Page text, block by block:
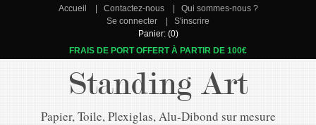
Accueil Contactez-nous
Qui sommes-nous ?
Se connecter
S'inscrire
Panier: (0)
FRAIS DE PORT OFFERT À PARTIR DE 100€
Standing Art
Papier, Toile, Plexiglas, Alu-Dibond sur mesure